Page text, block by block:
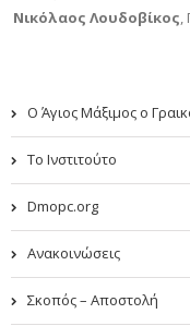
Νικόλαος Λουδοβίκος,
Ο Άγιος Μάξιμος ο
Το Ινστιτούτο
Dmopc.org
Ανακοινώσεις
Σκοπός – Αποστολή